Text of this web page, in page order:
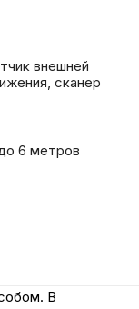
внешней
сканер
6 метров
В